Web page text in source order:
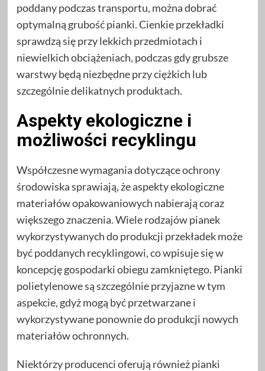
poddany podczas transportu, można dobrać
optymalną grubość pianki. Cienkie przekładki
sprawdzą się przy lekkich przedmiotach i
niewielkich obciążeniach, podczas gdy grubsze
warstwy będą niezbędne przy ciężkich lub
szczególnie delikatnych produktach.
Aspekty ekologiczne i
możliwości recyklingu
Współczesne wymagania dotyczące ochrony
środowiska sprawiają, że aspekty ekologiczne
materiałów opakowaniowych nabierają coraz
większego znaczenia. Wiele rodzajów pianek
wykorzystywanych do produkcji przekładek może
być poddanych recyklingowi, co wpisuje się w
koncepcję gospodarki obiegu zamkniętego. Pianki
polietylenowe są szczególnie przyjazne w tym
aspekcie, gdyż mogą być przetwarzane i
wykorzystywane ponownie do produkcji nowych
materiałów ochronnych.
Niektórzy producenci oferują również pianki